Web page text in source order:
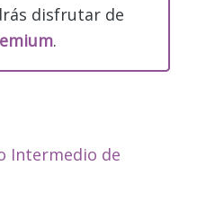
disfrutar de
.
Intermedio de